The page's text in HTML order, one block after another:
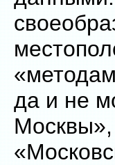
да и не
Москвы»,